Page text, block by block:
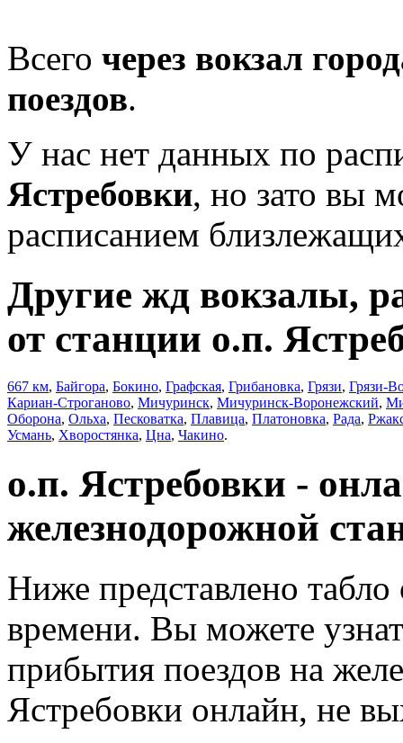
Всего через вокзал
поездов.
У нас нет данных по
Ястребовки, но зато вы
расписанием
Другие жд вокзалы,
от станции о.п.
667 км, Байгора, Бокино, Графская, Грибановка, Грязи, Грязи-
Кариан-Строганово, Мичуринск, Мичуринск-Воронежский,
Оборона, Ольха, Песковатка, Плавица, Платоновка, Рада,
Усмань, Хворостянка, Цна, Чакино.
о.п. Ястребовки -
железнодорожной
Ниже представлено
времени. Вы можете
прибытия поездов на
Ястребовки онлайн, не